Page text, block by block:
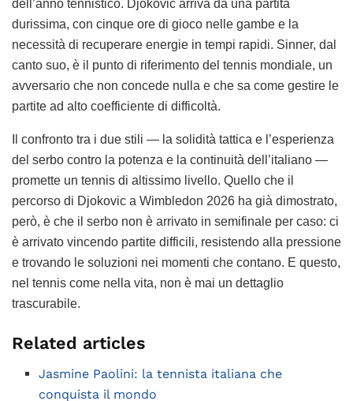
dell’anno tennistico. Djokovic arriva da una partita
durissima, con cinque ore di gioco nelle gambe e la
necessità di recuperare energie in tempi rapidi. Sinner, dal
canto suo, è il punto di riferimento del tennis mondiale, un
avversario che non concede nulla e che sa come gestire le
partite ad alto coefficiente di difficoltà.
Il confronto tra i due stili — la solidità tattica e l’esperienza
del serbo contro la potenza e la continuità dell’italiano —
promette un tennis di altissimo livello. Quello che il
percorso di Djokovic a Wimbledon 2026 ha già dimostrato,
però, è che il serbo non è arrivato in semifinale per caso: ci
è arrivato vincendo partite difficili, resistendo alla pressione
e trovando le soluzioni nei momenti che contano. E questo,
nel tennis come nella vita, non è mai un dettaglio
trascurabile.
Related articles
Jasmine Paolini: la tennista italiana che
conquista il mondo